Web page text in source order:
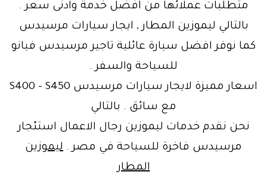
متطلبات عملائها من افضل خدمة وادنى سعر .
بالتالي ليموزين المطار , ايجار سيارات مرسيدس
كما نوفر افضل سيارة عائلية تاجير مرسيدس فيانو
للسياحة والسفر .
اسعار مميزة لايجار سيارات مرسيدس S400 – S450
مع سائق . بالتالي
نحن نقدم خدمات ليموزين رجال الاعمال استئجار
مرسيدس فاخرة للسياحة في مصر . ليموزين
المطار